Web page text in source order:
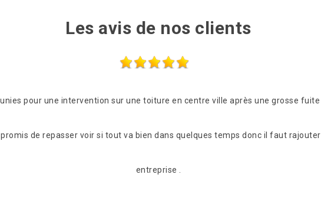
Les avis de nos clients
pour une intervention sur une toiture en centre ville après une grosse
de repasser voir si tout va bien dans quelques temps donc il faut
entreprise .